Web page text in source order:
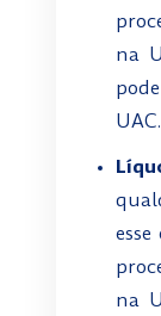
na
UAC.
na